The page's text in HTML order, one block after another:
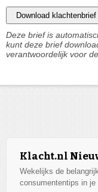
Download klachtenbrief
Deze brief is
kunt deze brief
verantwoordelijk voor
Klacht.nl
Wekelijks de
consumententips in je